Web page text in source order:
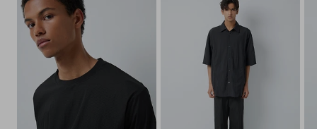
도서지역 추가 배송료: 3,000~9,000원 (도서지역별로 상
이하며 추가 금액이 발생할 수 있습니다.)
층'입니다. / 고객센터:
·편의점 반품: 편의점 반품은 편의점 픽업이 가능한 상품에
한해서 이용 가능합니다. 편의점 반품 신청 후 발급되는 승
인번호로 GS25에 설치된 PostBox에 반품 접수를 진행해
주시기 바랍니다.
·코오롱물류 인터넷 쇼핑몰 (지정된 반송처로 반송되지 않
을 시, 교환 및 반품 절차가 지연될 수 있습니다.)